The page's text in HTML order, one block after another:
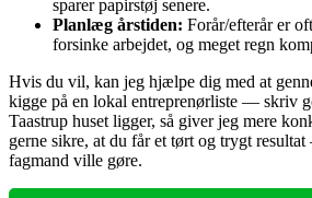
sparer papirstøj senere.
Planlæg årstiden: Forår/efterår er
forsinke arbejdet, og meget regn
Hvis du vil, kan jeg hjælpe dig med at
kigge på en lokal entreprenørliste — skriv
Taastrup huset ligger, så giver jeg mere
gerne sikre, at du får et tørt og trygt
fagmand ville gøre.